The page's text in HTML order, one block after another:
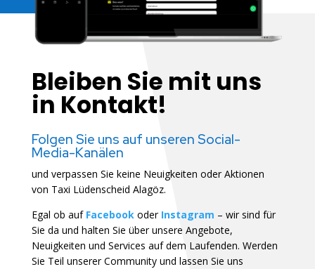
Bleiben Sie mit uns
in Kontakt!
Folgen Sie uns auf unseren Social-
Media-Kanälen
und verpassen Sie keine Neuigkeiten oder Aktionen
von Taxi Lüdenscheid Alagöz.
Egal ob auf Facebookoder Instagram – wir sind für
Sie da und halten Sie über unsere Angebote,
Neuigkeiten und Services auf dem Laufenden. Werden
Sie Teil unserer Community und lassen Sie uns